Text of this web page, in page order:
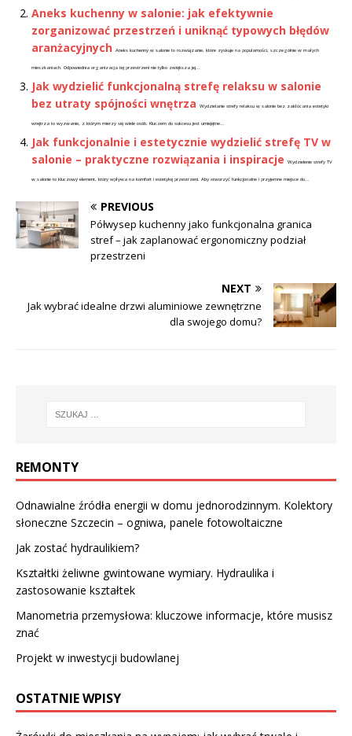
Aneks kuchenny w salonie: jak efektywnie
zorganizować przestrzeń i uniknąć typowych błędów
aranżacyjnych
Aneks kuchenny w salonie to rozwiązanie, które zyskuje na popularności, szczególnie w małych
mieszkaniach. Odpowiednia organizacja tej przestrzeni nie tylko zwiększa jej...
Jak wydzielić funkcjonalną strefę relaksu w salonie
bez utraty spójności wnętrza
Wydzielanie strefy relaksu w salonie bez zakłócania estetyki
wnętrza to wyzwanie, z którym mierzy się wiele osób. Kluczem do sukcesu jest umiejętne...
Jak funkcjonalnie i estetycznie wydzielić strefę TV w
salonie – praktyczne rozwiązania i inspiracje
Wydzielenie strefy TV
w salonie to kluczowy element, który wpływa na komfort i estetykę przestrzeni. Aby stworzyć funkcjonalne i przyjemne miejsce do...
PREVIOUS
Półwysep kuchenny jako funkcjonalna granica
stref – jak zaplanować ergonomiczny podział
przestrzeni
NEXT
Jak wybrać idealne drzwi aluminiowe zewnętrzne
dla swojego domu?
REMONTY
Odnawialne źródła energii w domu jednorodzinnym. Kolektory
słoneczne Szczecin – ogniwa, panele fotowoltaiczne
Jak zostać hydraulikiem?
Kształtki żeliwne gwintowane wymiary. Hydraulika i
zastosowanie kształtek
Manometria przemysłowa: kluczowe informacje, które musisz
znać
Projekt w inwestycji budowlanej
OSTATNIE WPISY